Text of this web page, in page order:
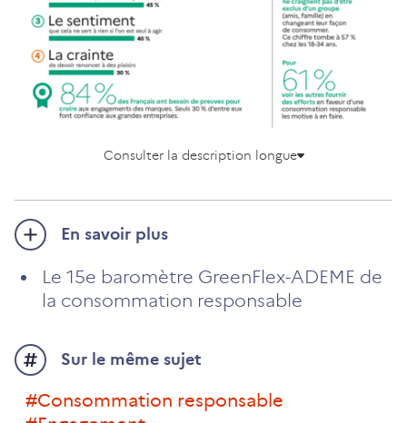
Consulter la description longue
En savoir plus
Le 15e baromètre GreenFlex-ADEME de
la consommation responsable
Sur le même sujet
#consommation responsable